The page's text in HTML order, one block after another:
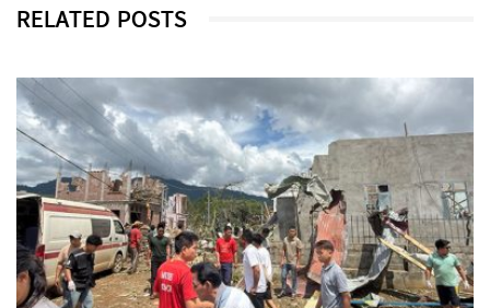
RELATED POSTS